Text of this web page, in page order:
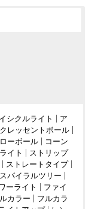
シクルライト
ア
クレッセントボール
ーボール
コーン
イト
ストリップ
ストレートタイプ|
スパイラルツリー
ーライト
ファイ
カラー
フルカラ